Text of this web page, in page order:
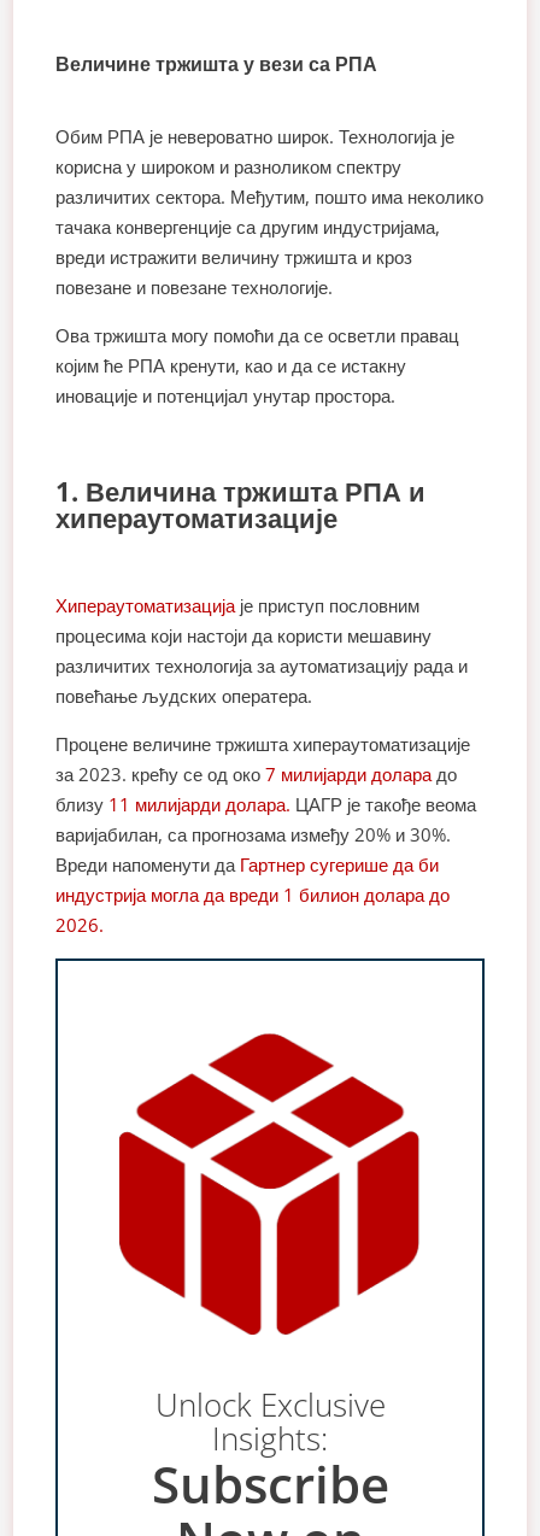
Величине тржишта у вези са РПА
Обим РПА је невероватно широк. Технологија је
корисна у широком и разноликом спектру
различитих сектора. Међутим, пошто има неколико
тачака конвергенције са другим индустријама,
вреди истражити величину тржишта и кроз
повезане и повезане технологије.
Ова тржишта могу помоћи да се осветли правац
којим ће РПА кренути, као и да се истакну
иновације и потенцијал унутар простора.
1. Величина тржишта РПА и
хипераутоматизације
Хипераутоматизација је приступ пословним
процесима који настоји да користи мешавину
различитих технологија за аутоматизацију рада и
повећање људских оператера.
Процене величине тржишта хипераутоматизације
за 2023. крећу се од око7 милијарди долара до
близу 11 милијарди долара. ЦАГР је такође веома
варијабилан, са прогнозама између 20% и 30%.
Вреди напоменути да Гартнер сугерише да би
индустрија могла да вреди 1 билион долара до
2026.
Unlock Exclusive
Insights:
Subscribe